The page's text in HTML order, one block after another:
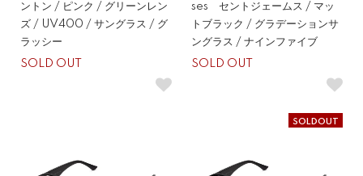
ントン / ピンク / グリーンレン
ズ / UV400 / サングラス / グ
ラッシー
SOLD OUT
ses セントジェームス / マッ
トブラック / グラデーションサ
ングラス / ナインファイブ
SOLD OUT
SOLDOUT